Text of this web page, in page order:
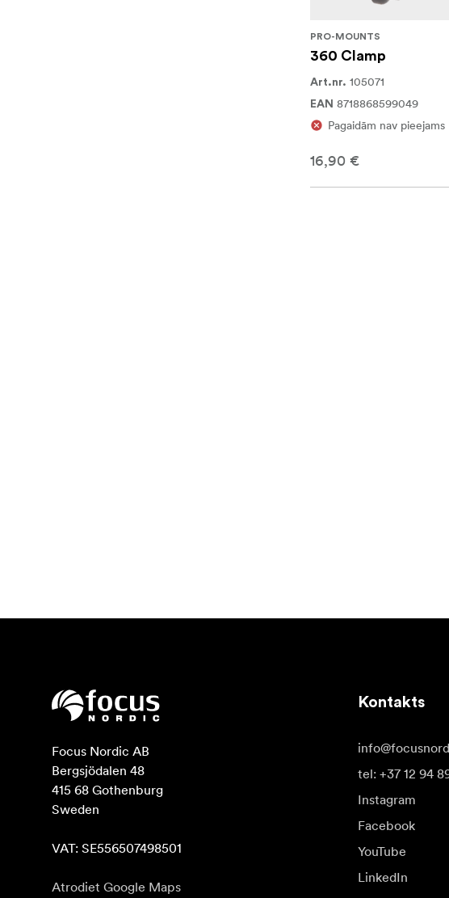
PRO-MOUNTS
360 Clamp
Art.nr. 105071
EAN 8718868599049
Pagaidām nav pieejams
16,90 €
Focus Nordic AB
Bergsjödalen 48
415 68 Gothenburg
Sweden
VAT: SE556507498501
Atrodiet Google Maps
Kontakts
tel: +37 12 94
Instagram
Facebook
YouTube
LinkedIn